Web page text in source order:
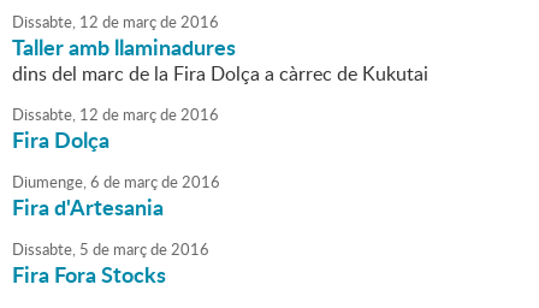
Dissabte, 12 de marçde2016
Taller amb llaminadures
dins del marc de la Fira Dolça a càrrec de Kukutai
Dissabte, 12 de marçde2016
Fira Dolça
Diumenge,6 de marçde2016
Fira d'Artesania
Dissabte, 5 de marçde2016
Fira Fora Stocks